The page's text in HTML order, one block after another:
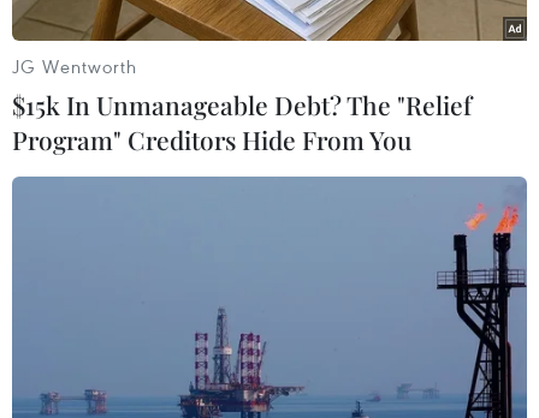
JG Wentworth
$15k In Unmanageable Debt? The "Relief
Program" Creditors Hide From You